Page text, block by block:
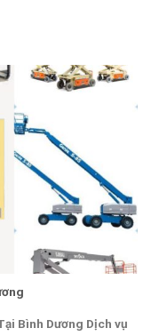
Bình Dương Dịch vụ